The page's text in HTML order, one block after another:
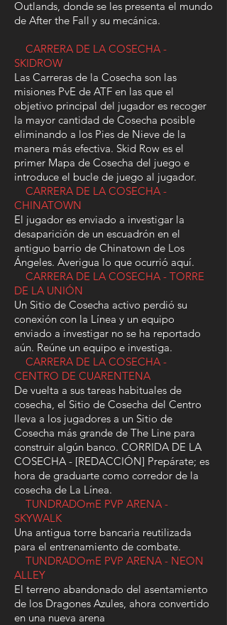
a un compañero de equipo congelado,
dispara a todos los Snowbreed para
SPRAWL
Al aventurarte por el mundo de After
the Fall, tropezarás con tentáculos que
bloquean el camino. Estos son
conocidos como Sprawl. Una vez que
hayas eliminado a todos los
Snowbreed que se encuentren cerca,
algunas partes del Sprawl se
iluminarán.
Si disparas a todas estas partes, el
Sprawl se debilitará y se deslizará,
permitiéndote avanzar.
Outlands, donde se les presenta el mundo
de After the Fall y su mecánica.
CARRERA DE LA COSECHA -
SKIDROW
Las Carreras de la Cosecha son las
misiones PvE de ATF en las que el
objetivo principal del jugador es recoger
la mayor cantidad de Cosecha posible
eliminando a los Pies de Nieve de la
manera más efectiva. Skid Row es el
primer Mapa de Cosecha del juego e
introduce el bucle de juego al jugador.
CARRERA DE LA COSECHA -
CHINATOWN
El jugador es enviado a investigar la
desaparición de un escuadrón en el
antiguo barrio de Chinatown de Los
Ángeles. Averigua lo que ocurrió aquí.
CARRERA DE LA COSECHA - TORRE
DE LA UNIÓN
Un Sitio de Cosecha activo perdió su
conexión con la Línea y un equipo
enviado a investigar no se ha reportado
aún. Reúne un equipo e investiga.
CARRERA DE LA COSECHA -
CENTRO DE CUARENTENA
De vuelta a sus tareas habituales de
cosecha, el Sitio de Cosecha del Centro
lleva a los jugadores a un Sitio de
Cosecha más grande de The Line para
construir algún banco. CORRIDA DE LA
COSECHA - [REDACCIÓN] Prepárate; es
hora de graduarte como corredor de la
cosecha de La Línea.
TUNDRADOmE PVP ARENA -
SKYWALK
Una antigua torre bancaria reutilizada
para el entrenamiento de combate.
TUNDRADOmE PVP ARENA - NEON
ALLEY
El terreno abandonado del asentamiento
de los Dragones Azules, ahora convertido
en una nueva arena